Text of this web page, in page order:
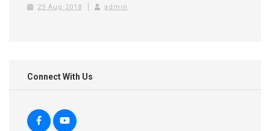
29 Aug 2018 admin
Connect With Us